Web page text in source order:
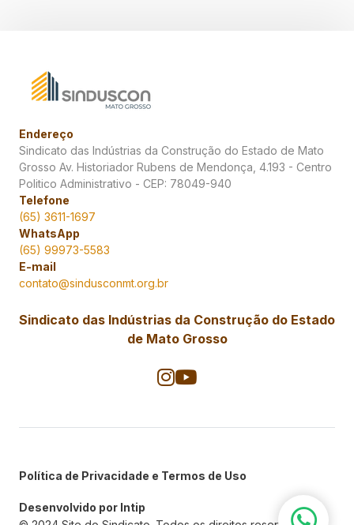
Endereço
Sindicato das Indústrias da Construção do Estado de Mato
Grosso Av. Historiador Rubens de Mendonça, 4.193 - Centro
Politico Administrativo - CEP: 78049-940
Telefone
(65) 3611-1697
WhatsApp
(65) 99973-5583
E-mail
contato@sindusconmt.org.br
Sindicato das Indústrias da Construção do Estado
de Mato Grosso
Política de Privacidade e Termos de Uso
Desenvolvido por Intip